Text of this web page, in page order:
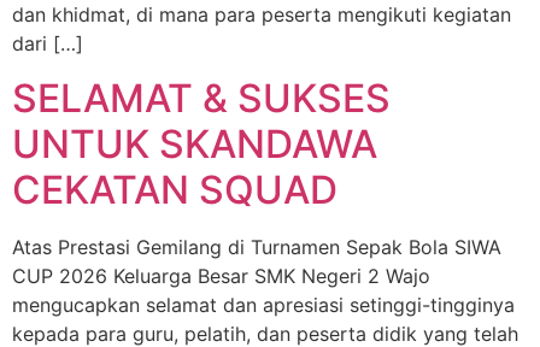
dan khidmat, di mana para peserta mengikuti kegiatan
dari […]
SELAMAT & SUKSES
UNTUK SKANDAWA
CEKATAN SQUAD
Atas Prestasi Gemilang di Turnamen Sepak Bola SIWA
CUP 2026 Keluarga Besar SMK Negeri 2 Wajo
mengucapkan selamat dan apresiasi setinggi-tingginya
kepada para guru, pelatih, dan peserta didik yang telah